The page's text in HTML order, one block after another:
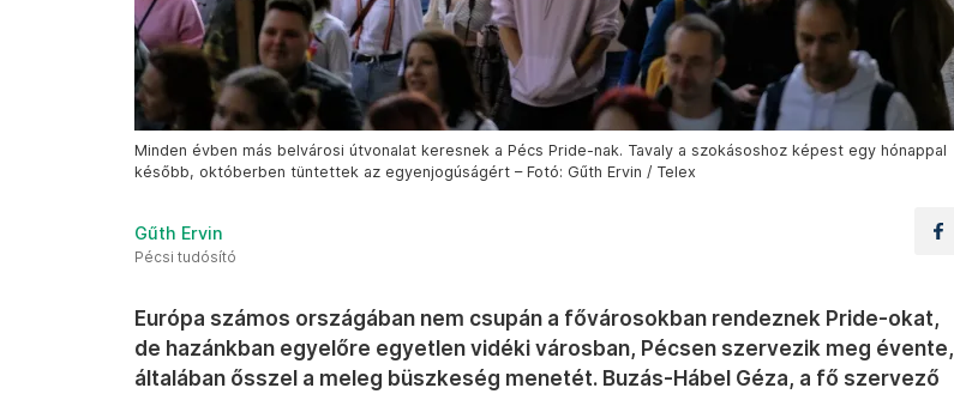
Minden évben más belvárosi útvonalat keresnek a Pécs Pride-nak. Tavaly a szokásoshoz képest egy hónappal
később, októberben tüntettek az egyenjogúságért – Fotó: Gűth Ervin / Telex
Gűth Ervin
Pécsi tudósító
Európa számos országában nem csupán a fővárosokban rendeznek Pride-okat,
de hazánkban egyelőre egyetlen vidéki városban, Pécsen szervezik meg évente,
általában ősszel a meleg büszkeség menetét. Buzás-Hábel Géza, a fő szervező